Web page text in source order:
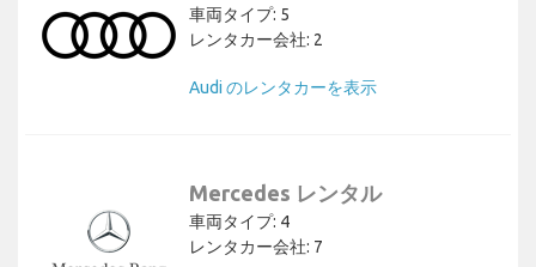
車両タイプ: 5
レンタカー会社: 2
Audi のレンタカーを表示
Mercedes レンタル
車両タイプ: 4
レンタカー会社: 7